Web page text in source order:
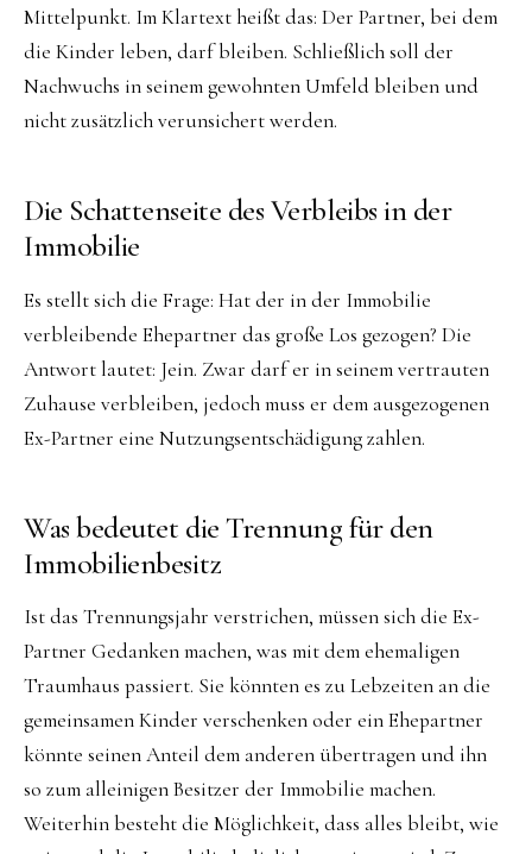
Mittelpunkt. Im Klartext heißt das: Der Partner, bei dem
die Kinder leben, darf bleiben. Schließlich soll der
Nachwuchs in seinem gewohnten Umfeld bleiben und
nicht zusätzlich verunsichert werden.
Die Schattenseite des Verbleibs in der
Immobilie
Es stellt sich die Frage: Hat der in der Immobilie
verbleibende Ehepartner das große Los gezogen? Die
Antwort lautet: Jein. Zwar darf er in seinem vertrauten
Zuhause verbleiben, jedoch muss er dem ausgezogenen
Ex-Partner eine Nutzungsentschädigung zahlen.
Was bedeutet die Trennung für den
Immobilienbesitz
Ist das Trennungsjahr verstrichen, müssen sich die Ex-
Partner Gedanken machen, was mit dem ehemaligen
Traumhaus passiert. Sie könnten es zu Lebzeiten an die
gemeinsamen Kinder verschenken oder ein Ehepartner
könnte seinen Anteil dem anderen übertragen und ihn
so zum alleinigen Besitzer der Immobilie machen.
Weiterhin besteht die Möglichkeit, dass alles bleibt, wie